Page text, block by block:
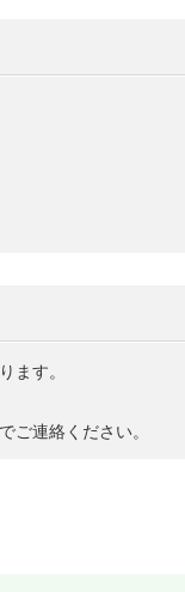
ます。
ご連絡ください。